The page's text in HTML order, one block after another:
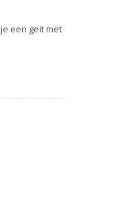
een geit met